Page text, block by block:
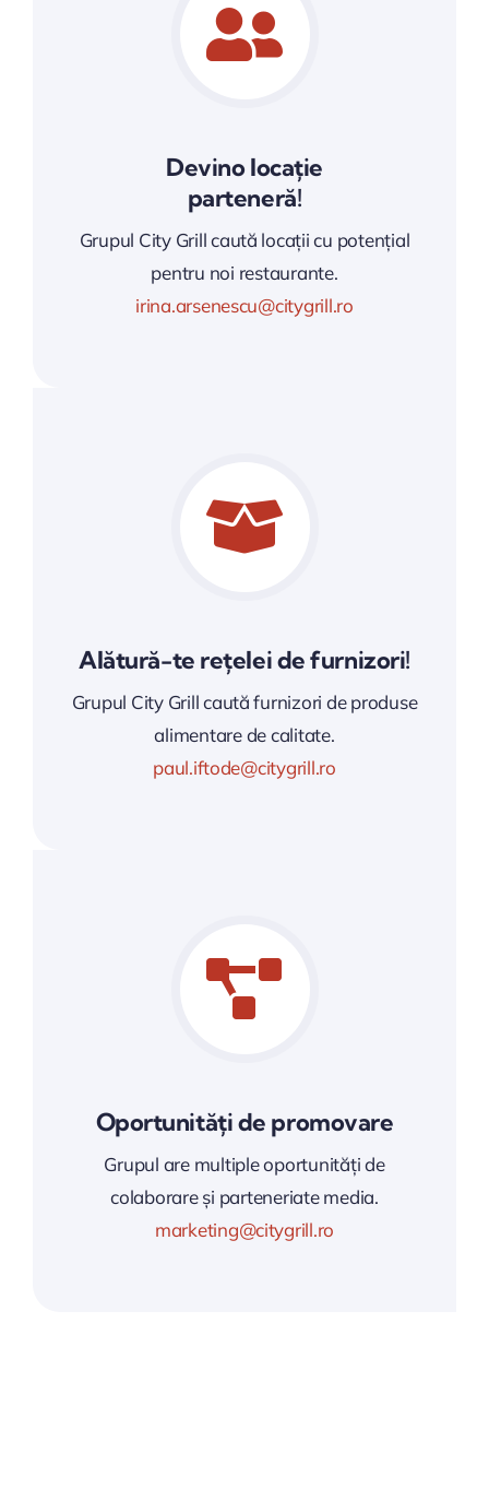
Devino locație
parteneră!
Grupul City Grill caută locații cu potențial
pentru noi restaurante.
irina.arsenescu@citygrill.ro
Alătură-te rețelei de furnizori!
Grupul City Grill caută furnizori de produse
alimentare de calitate.
paul.iftode@citygrill.ro
Oportunități de promovare
Grupul are multiple oportunități de
colaborare și parteneriate media.
marketing@citygrill.ro